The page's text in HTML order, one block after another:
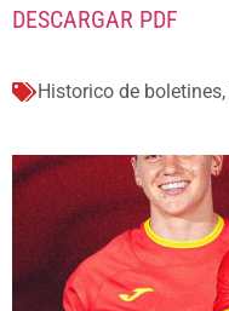
DESCARGAR PDF
Historico de boletines,